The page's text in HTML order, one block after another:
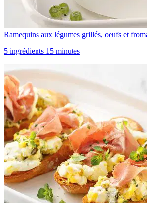
Ramequins aux légumes grillés, oeufs et
5 ingrédients 15 minutes